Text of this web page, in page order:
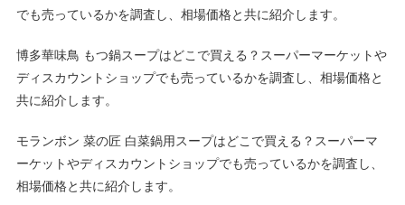
でも売っているかを調査し、相場価格と共に紹介します。
博多華味鳥 もつ鍋スープはどこで買える？スーパーマーケットや
ディスカウントショップでも売っているかを調査し、相場価格と
共に紹介します。
モランボン 菜の匠 白菜鍋用スープはどこで買える？スーパーマ
ーケットやディスカウントショップでも売っているかを調査し、
相場価格と共に紹介します。